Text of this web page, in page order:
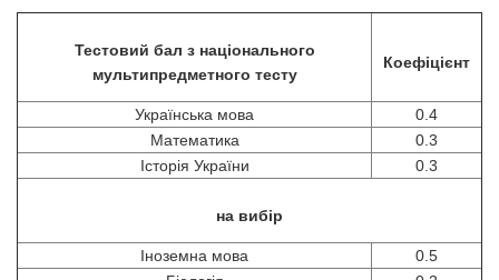
Тестовий бал з національного
мультипредметного тесту
Коефіцієнт
Українська мова
0.4
Математика
0.3
Історія України
0.3
на вибір
Іноземна мова
0.5